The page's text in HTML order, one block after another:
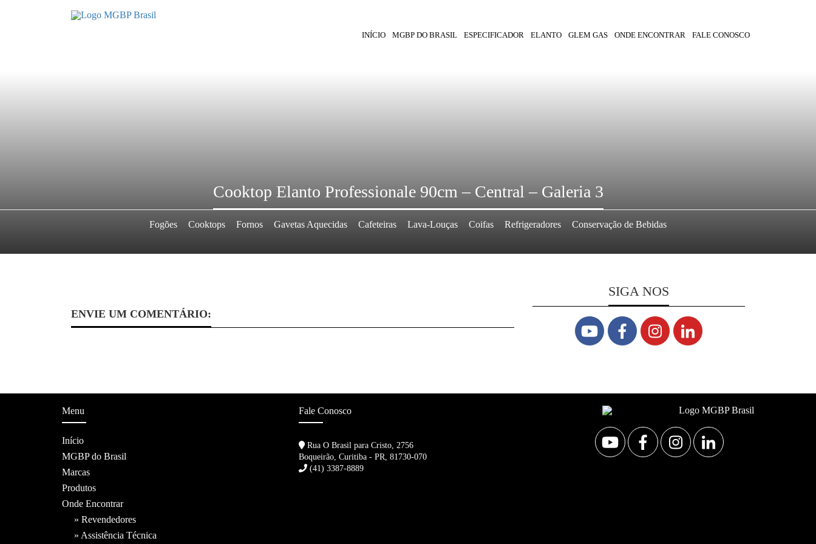
INÍCIO MGBP DO BRASIL ESPECIFICADOR ELANTO GLEM GAS ONDE ENCONTRAR FALE CONOSCO
Cooktop Elanto Professionale 90cm – Central – Galeria 3
Fogões Cooktops Fornos Gavetas Aquecidas Cafeteiras Lava-Louças Coifas Refrigeradores Conservação de Bebidas
ENVIE UM COMENTÁRIO:
SIGA NOS
Menu
Início
MGBP do Brasil
Marcas
Produtos
Onde Encontrar
» Revendedores
» Assistência Técnica
Fale Conosco
Rua O Brasil para Cristo, 2756
Boqueirão, Curitiba - PR, 81730-070
(41) 3387-8889